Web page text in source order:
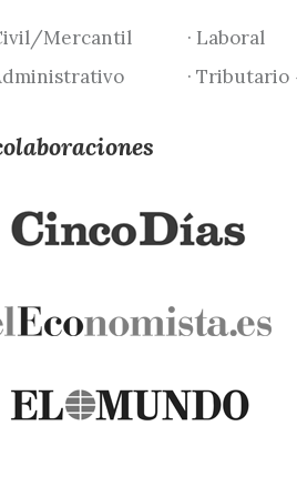
Mercantil
· Laboral
· Tributario